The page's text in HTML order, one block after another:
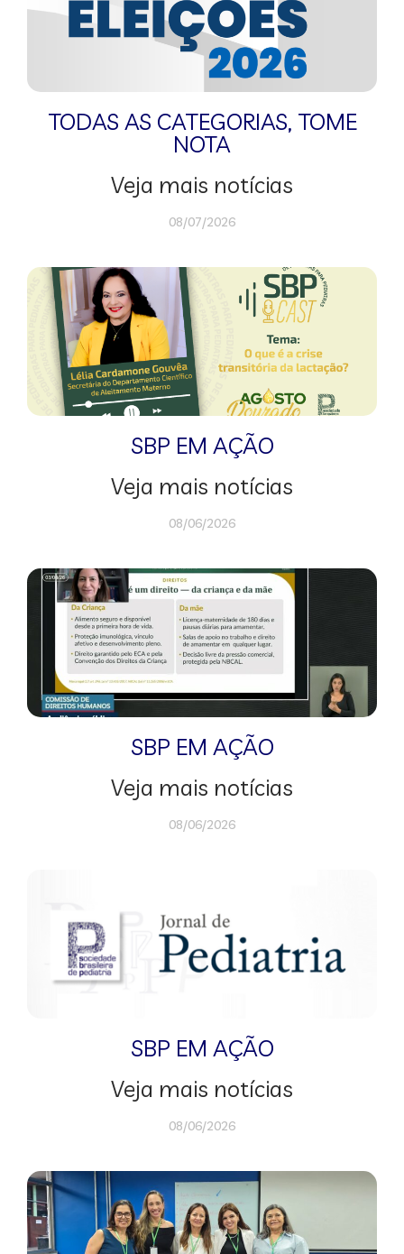
TODAS AS CATEGORIAS, TOME
NOTA
Veja mais notícias
08/07/2026
SBP EM AÇÃO
Veja mais notícias
08/06/2026
SBP EM AÇÃO
Veja mais notícias
08/06/2026
SBP EM AÇÃO
Veja mais notícias
08/06/2026